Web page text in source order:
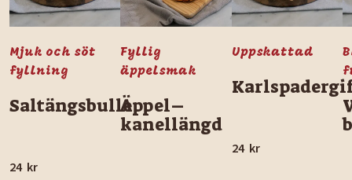
Mjuk och söt
fyllning
Saltängsbulle
24 kr
Fyllig
äppelsmak
Äppel–
kanellängd
Uppskattad
24 kr